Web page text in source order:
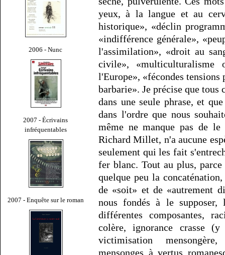
2006 - Nunc
2007 - Écrivains
infréquentables
2007 - Enquête sur le roman
yeux, à la langue et au
historique», «déclin
«indifférence générale»,
l'assimilation», «droit au
civile», «multiculturalisme
l'Europe», «fécondes
barbarie». Je précise que
dans une seule phrase, et
dans l'ordre que nous
même ne manque pas de
Richard Millet, n'a aucune
seulement qui les fait
fer blanc. Tout au plus,
quelque peu la
de «soit» et de «autrement
nous fondés à le
différentes composantes,
colère, ignorance crasse
victimisation
mensonges à vertus